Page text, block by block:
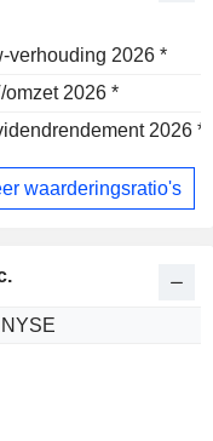
verhouding 2026 *
omzet 2026 *
2026 *
waarderingsratio's